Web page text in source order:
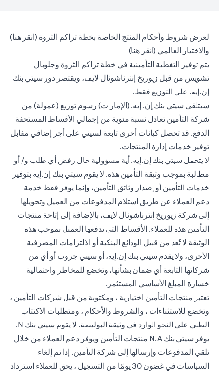
لعرض شروط وأحكام المنتج الخاصة بخطة تراكم الثروة (انقر هنا)
والاختيار العالمي (انقر هناopens in a new tab
)
يتم توفير التغطية التأمينية في خطة تراكم الثروة وجلوبال
تشويس من قبل زيوريخ إنترناشونال لايف، ويقتصر دور سيتي بنك
إن.إيه. على التوزيع فقط.
سيتلقى سيتي بنك إن. إيه. (الإمارات) رسوم توزيع (عمولة) من
شركة التأمين تعادل نسبة مئوية من إجمالي الأقساط المستحقة
الدفع. قد تحصل كيانات أخرى تابعة لسيتي على أجر إضافي مقابل
توفير خدمات إدارة المنتجات.
لا يتحمل سيتي بنك إن.إيه. أية مسؤولية حال رفض أي طلب و/ أو
مطالبة بموجب وثيقة التأمين هذه. لا يقوم سيتي بنك إن.إيه بتوفير
خدمات التأمين أو إصدار وثائق التأمين، وإنما يوفر فقط خدمة
دعم العملاء عن طريق استلام المدفوعات من العميل وتحويلها
إلى شركة زيوريخ إنترناشونال لايف، بالإضافة إلى إتاحة منتجات
التأمين هذه للعملاء. الأقساط التي يدفعها العميل بموجب هذه
الوثيقة لا تُعد من قبيل الودائع البنكية أو الالتزامات المصرفية
الأخرى، ولا يقدم سيتي بنك إن.إيه، أو سيتي جروب أو أي من
شركاتها التابعة أي ضمان بشأنها، وتخضع للمخاطر واحتمالية
خسارة المبلغ الأساسي المستثمر.
تعتبر منتجات التأمين اختيارية ، ومكتوبة من قبل شركات التأمين ،
وتخضع للاستثناءات ، والشروط والأحكام ، ومتطلبات الاكتتاب
الطبي على النحو الوارد في وثيقة البوليصة. لا يقوم سيتي بنك N.
يوفر سيتي بنك N.A منتجات التأمين ويوفر دعم العملاء من خلال
تلقي المدفوعات وإرسالها إلى شركة التأمين. إذا تم إلغاء
السياسات في غضون 30 يومًا من التسجيل ، يحق للعملاء استرداد